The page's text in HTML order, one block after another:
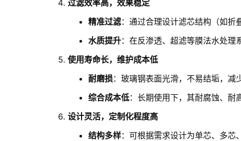
过滤效率高，效果稳定
精准过滤：通过合理设计滤芯结构（如折
水质提升：在反渗透、超滤等膜法水处理
使用寿命长，维护成本低
耐磨损 ：玻璃钢表面光滑，不易结垢，减
综合成本低：长期使用下，其耐腐蚀、耐
设计灵活，定制化程度高
结构多样：可根据需求设计为单芯、多芯